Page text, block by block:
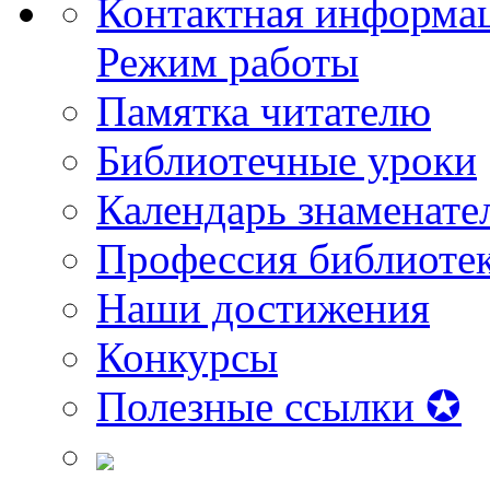
Контактная
Режим работы
Памятка читателю
Библиотечные уроки
Календарь
Профессия
Наши достижения
Конкурсы
Полезные ссылки ✪